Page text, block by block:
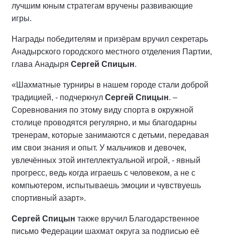
лучшим юным стратегам вручены развивающие
игры.
Награды победителям и призёрам вручил секретарь
Анадырского городского местного отделения Партии,
глава Анадыря Сергей Спицын.
«Шахматные турниры в нашем городе стали доброй
традицией, - подчеркнул Сергей Спицын. –
Соревнования по этому виду спорта в окружной
столице проводятся регулярно, и мы благодарны
тренерам, которые занимаются с детьми, передавая
им свои знания и опыт. У мальчиков и девочек,
увлечённых этой интеллектуальной игрой, - явный
прогресс, ведь когда играешь с человеком, а не с
компьютером, испытываешь эмоции и чувствуешь
спортивный азарт».
Сергей Спицын также вручил Благодарственное
письмо Федерации шахмат округа за подписью её